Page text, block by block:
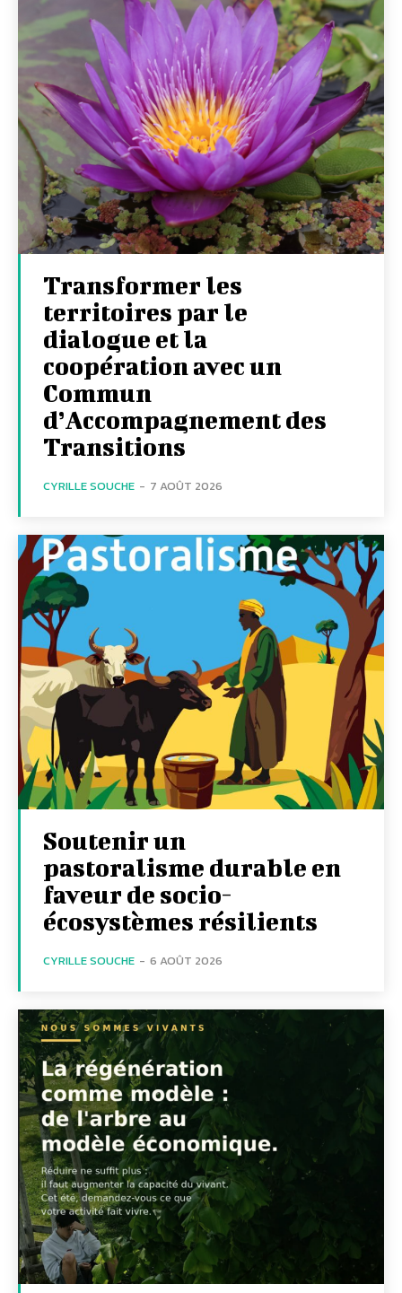
Transformer les
territoires par le
dialogue et la
coopération avec un
Commun
d’Accompagnement des
Transitions
CYRILLE SOUCHE - 7 AOÛT 2026
Soutenir un
pastoralisme durable en
faveur de socio-
écosystèmes résilients
CYRILLE SOUCHE - 6 AOÛT 2026